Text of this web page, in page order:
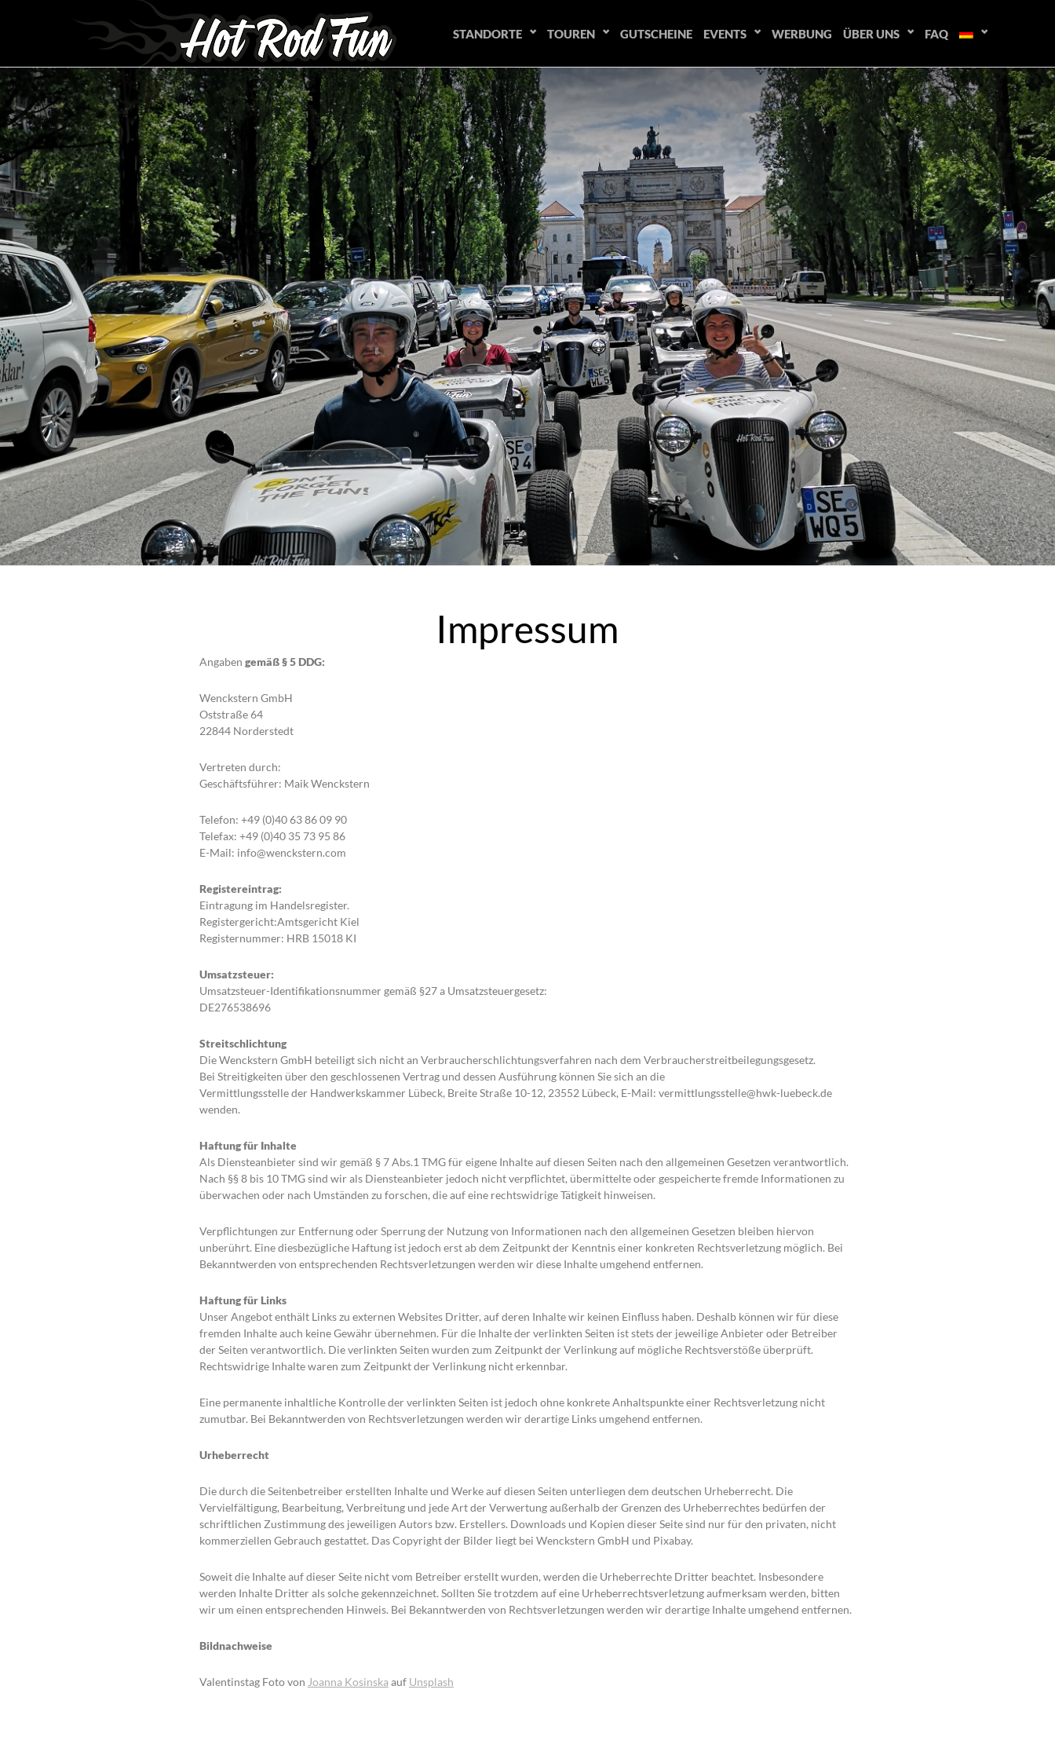
STANDORTE TOUREN GUTSCHEINE EVENTS WERBUNG ÜBER UNS FAQ
Impressum
Angaben gemäß § 5 DDG:
Wenckstern GmbH
Oststraße 64
22844 Norderstedt
Vertreten durch:
Geschäftsführer: Maik Wenckstern
Telefon: +49 (0)40 63 86 09 90
Telefax: +49 (0)40 35 73 95 86
E-Mail: info@wenckstern.com
Registereintrag:
Eintragung im Handelsregister.
Registergericht:Amtsgericht Kiel
Registernummer: HRB 15018 KI
Umsatzsteuer:
Umsatzsteuer-Identifikationsnummer gemäß §27 a Umsatzsteuergesetz:
DE276538696
Streitschlichtung
Die Wenckstern GmbH beteiligt sich nicht an Verbraucherschlichtungsverfahren nach dem Verbraucherstreitbeilegungsgesetz.
Bei Streitigkeiten über den geschlossenen Vertrag und dessen Ausführung können Sie sich an die
Vermittlungsstelle der Handwerkskammer Lübeck, Breite Straße 10-12, 23552 Lübeck, E-Mail: vermittlungsstelle@hwk-luebeck.de
wenden.
Haftung für Inhalte
Als Diensteanbieter sind wir gemäß § 7 Abs.1 TMG für eigene Inhalte auf diesen Seiten nach den allgemeinen Gesetzen verantwortlich.
Nach §§ 8 bis 10 TMG sind wir als Diensteanbieter jedoch nicht verpflichtet, übermittelte oder gespeicherte fremde Informationen zu
überwachen oder nach Umständen zu forschen, die auf eine rechtswidrige Tätigkeit hinweisen.
Verpflichtungen zur Entfernung oder Sperrung der Nutzung von Informationen nach den allgemeinen Gesetzen bleiben hiervon
unberührt. Eine diesbezügliche Haftung ist jedoch erst ab dem Zeitpunkt der Kenntnis einer konkreten Rechtsverletzung möglich. Bei
Bekanntwerden von entsprechenden Rechtsverletzungen werden wir diese Inhalte umgehend entfernen.
Haftung für Links
Unser Angebot enthält Links zu externen Websites Dritter, auf deren Inhalte wir keinen Einfluss haben. Deshalb können wir für diese
fremden Inhalte auch keine Gewähr übernehmen. Für die Inhalte der verlinkten Seiten ist stets der jeweilige Anbieter oder Betreiber
der Seiten verantwortlich. Die verlinkten Seiten wurden zum Zeitpunkt der Verlinkung auf mögliche Rechtsverstöße überprüft.
Rechtswidrige Inhalte waren zum Zeitpunkt der Verlinkung nicht erkennbar.
Eine permanente inhaltliche Kontrolle der verlinkten Seiten ist jedoch ohne konkrete Anhaltspunkte einer Rechtsverletzung nicht
zumutbar. Bei Bekanntwerden von Rechtsverletzungen werden wir derartige Links umgehend entfernen.
Urheberrecht
Die durch die Seitenbetreiber erstellten Inhalte und Werke auf diesen Seiten unterliegen dem deutschen Urheberrecht. Die
Vervielfältigung, Bearbeitung, Verbreitung und jede Art der Verwertung außerhalb der Grenzen des Urheberrechtes bedürfen der
schriftlichen Zustimmung des jeweiligen Autors bzw. Erstellers. Downloads und Kopien dieser Seite sind nur für den privaten, nicht
kommerziellen Gebrauch gestattet. Das Copyright der Bilder liegt bei Wenckstern GmbH und Pixabay.
Soweit die Inhalte auf dieser Seite nicht vom Betreiber erstellt wurden, werden die Urheberrechte Dritter beachtet. Insbesondere
werden Inhalte Dritter als solche gekennzeichnet. Sollten Sie trotzdem auf eine Urheberrechtsverletzung aufmerksam werden, bitten
wir um einen entsprechenden Hinweis. Bei Bekanntwerden von Rechtsverletzungen werden wir derartige Inhalte umgehend entfernen.
Bildnachweise
Valentinstag Foto von Joanna Kosinska auf Unsplash